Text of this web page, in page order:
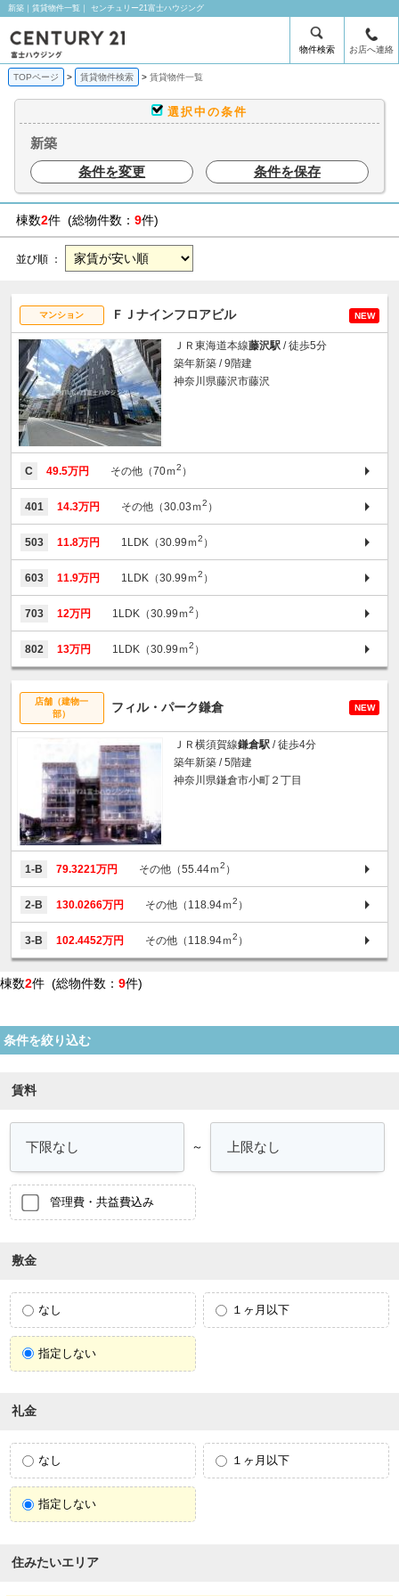
新築｜賃貸物件一覧｜ センチュリー21富士ハウジング
物件検索 お店へ連絡
TOPページ 賃貸物件検索 賃貸物件一覧
選択中の条件
新築
条件を変更
条件を保存
棟数2件 (総物件数： 9件)
並び順 ：
マンション ＦＪナインフロアビル NEW
ＪＲ東海道本線藤沢駅 / 徒歩5分
築年新築 / 9階建
神奈川県藤沢市藤沢
C 49.5万円 その他（70ｍ2 ）
401 14.3万円 その他（30.03ｍ2 ）
503 11.8万円 1LDK（30.99ｍ2 ）
603 11.9万円 1LDK（30.99ｍ2 ）
703 12万円 1LDK（30.99ｍ2 ）
802 13万円 1LDK（30.99ｍ2 ）
店舗（建物一
部）
フィル・パーク鎌倉 NEW
ＪＲ横須賀線鎌倉駅 / 徒歩4分
築年新築 / 5階建
神奈川県鎌倉市小町２丁目
1-B 79.3221万円 その他（55.44ｍ2 ）
2-B 130.0266万円 その他（118.94ｍ2 ）
3-B 102.4452万円 その他（118.94ｍ2 ）
棟数2件 (総物件数： 9件)
条件を絞り込む
賃料
～
管理費・共益費込み
敷金
なし １ヶ月以下
指定しない
礼金
なし １ヶ月以下
指定しない
住みたいエリア